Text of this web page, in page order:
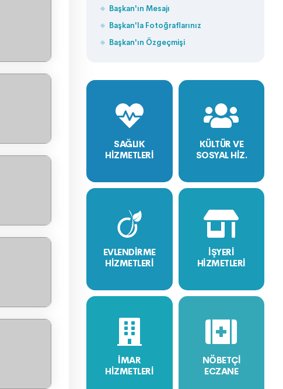
Başkan'ın Mesajı
Başkan'la Fotoğraflarınız
Başkan'ın Özgeçmişi
SAĞLIK
HİZMETLERİ
KÜLTÜR VE
SOSYAL HİZ.
EVLENDİRME
HİZMETLERİ
İŞYERİ
HİZMETLERİ
İMAR
HİZMETLERİ
NÖBETÇİ
ECZANE